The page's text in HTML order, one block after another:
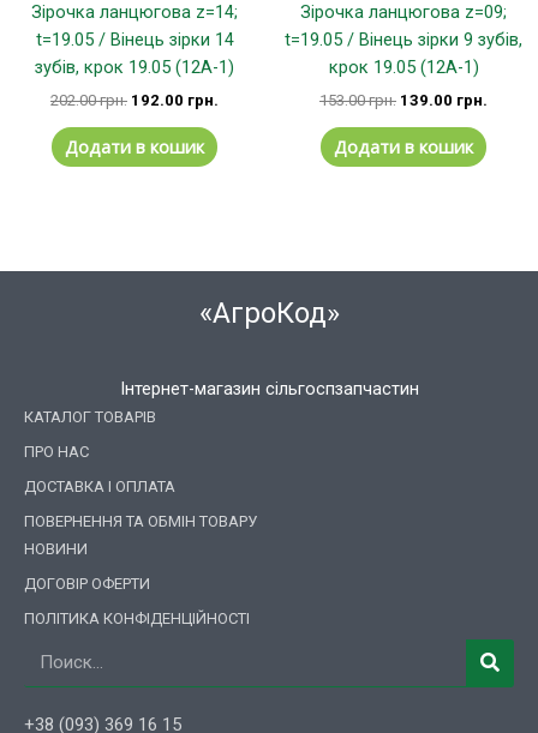
Зірочка ланцюгова z=14;
t=19.05 / Вінець зірки 14
зубів, крок 19.05 (12А-1)
202.00грн. 192.00 грн.
Додати в кошик
Зірочка ланцюгова z=09;
t=19.05 / Вінець зірки 9 зубів,
крок 19.05 (12А-1)
153.00грн. 139.00 грн.
Додати в кошик
«АгроКод»
Інтернет-магазин сільгоспзапчастин
КАТАЛОГ ТОВАРІВ
ПРО НАС
ДОСТАВКА І ОПЛАТА
ПОВЕРНЕННЯ ТА ОБМІН ТОВАРУ
НОВИНИ
ДОГОВІР ОФЕРТИ
ПОЛІТИКА КОНФІДЕНЦІЙНОСТІ
Пошук
+38 (093) 369 16 15